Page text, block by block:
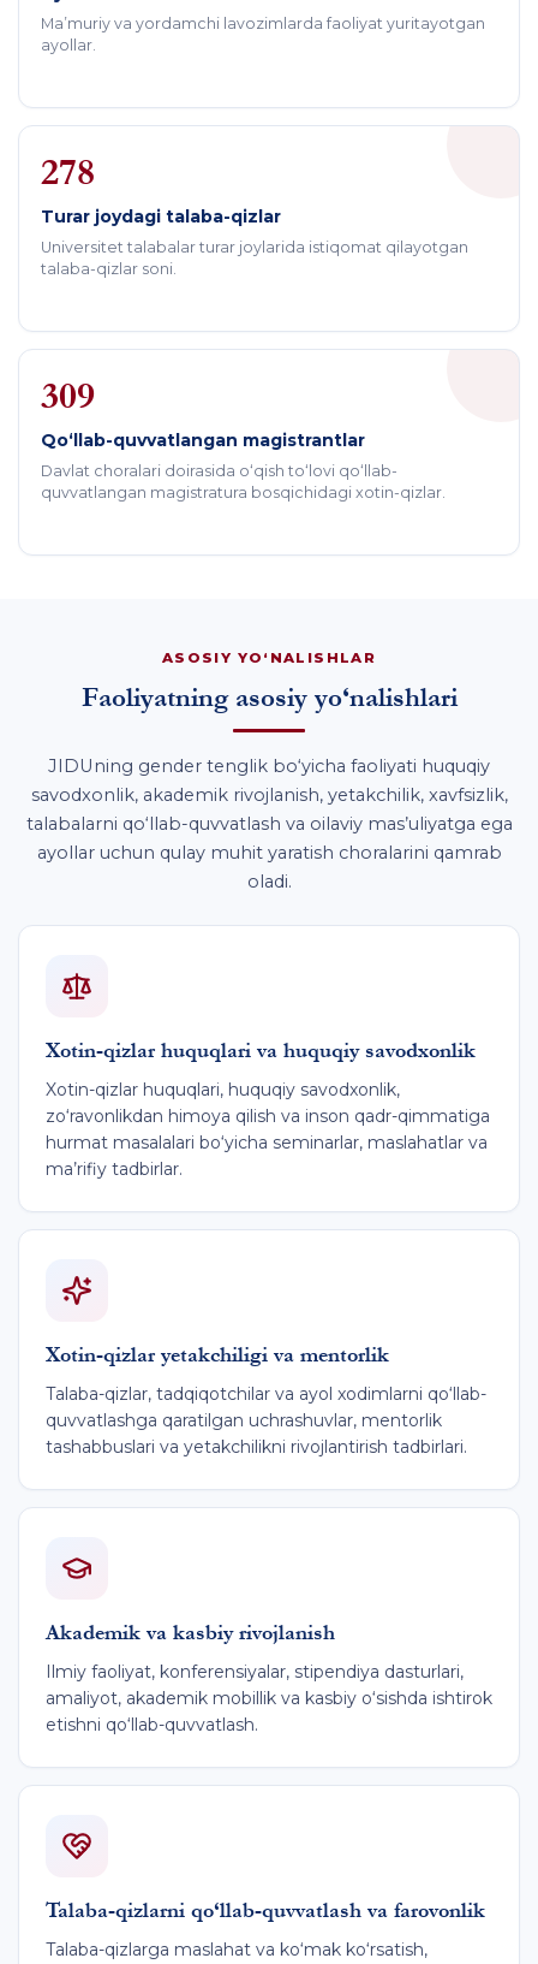
Ma’muriy va yordamchi lavozimlarda faoliyat yuritayotgan
ayollar.
278
Turar joydagi talaba-qizlar
Universitet talabalar turar joylarida istiqomat qilayotgan
talaba-qizlar soni.
309
Qo‘llab-quvvatlangan magistrantlar
Davlat choralari doirasida o‘qish to‘lovi qo‘llab-
quvvatlangan magistratura bosqichidagi xotin-qizlar.
ASOSIY YO‘NALISHLAR
Faoliyatning asosiy yo‘nalishlari
JIDUning gender tenglik bo‘yicha faoliyati huquqiy
savodxonlik, akademik rivojlanish, yetakchilik, xavfsizlik,
talabalarni qo‘llab-quvvatlash va oilaviy mas’uliyatga ega
ayollar uchun qulay muhit yaratish choralarini qamrab
oladi.
Xotin-qizlar huquqlari va huquqiy savodxonlik
Xotin-qizlar huquqlari, huquqiy savodxonlik,
zo‘ravonlikdan himoya qilish va inson qadr-qimmatiga
hurmat masalalari bo‘yicha seminarlar, maslahatlar va
ma’rifiy tadbirlar.
Xotin-qizlar yetakchiligi va mentorlik
Talaba-qizlar, tadqiqotchilar va ayol xodimlarni qo‘llab-
quvvatlashga qaratilgan uchrashuvlar, mentorlik
tashabbuslari va yetakchilikni rivojlantirish tadbirlari.
Akademik va kasbiy rivojlanish
Ilmiy faoliyat, konferensiyalar, stipendiya dasturlari,
amaliyot, akademik mobillik va kasbiy o‘sishda ishtirok
etishni qo‘llab-quvvatlash.
Talaba-qizlarni qo‘llab-quvvatlash va farovonlik
Talaba-qizlarga maslahat va ko‘mak ko‘rsatish,